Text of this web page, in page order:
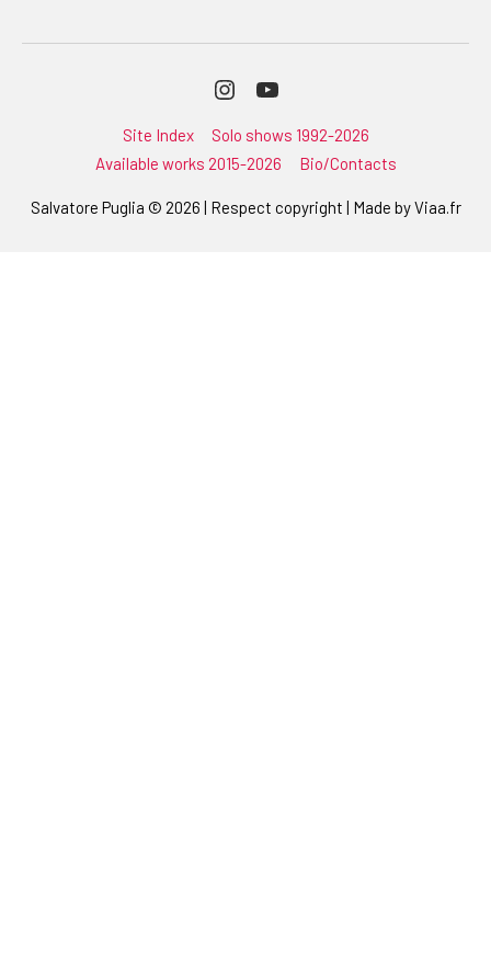
Salvatore Puglia © 2026 | Respect copyright | Made byViaa.fr
Site Index
Solo shows 1992-2026
Available works 2015-2026
Bio/Contacts
InstagramYoutube